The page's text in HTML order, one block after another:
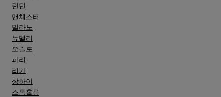
런던
맨체스터
밀라노
뉴델리
오슬로
파리
리가
상하이
스톡홀름